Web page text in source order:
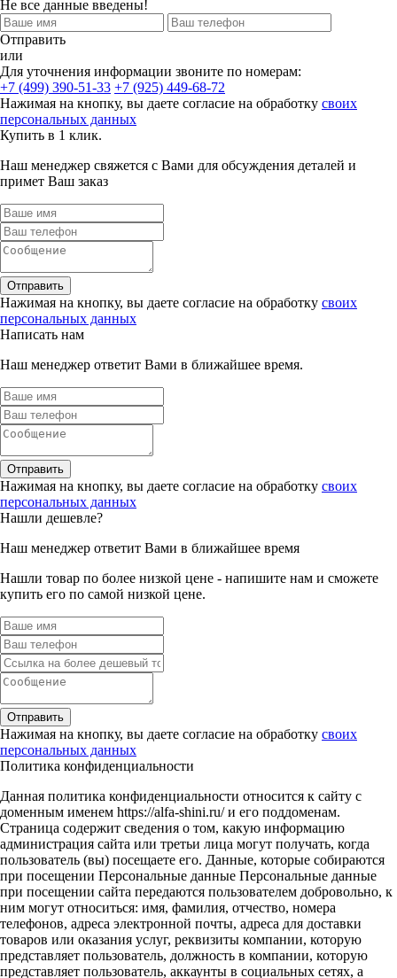
Не все данные введены!
Отправить
или
Для уточнения информации звоните по номерам:
+7 (499) 390-51-33 +7 (925) 449-68-72
Нажимая на кнопку, вы даете согласие на обработку своих
персональных данных
Купить в 1 клик.
Наш менеджер свяжется с Вами для обсуждения деталей и
примет Ваш заказ
Отправить
Нажимая на кнопку, вы даете согласие на обработку своих
персональных данных
Написать нам
Наш менеджер ответит Вами в ближайшее время.
Отправить
Нажимая на кнопку, вы даете согласие на обработку своих
персональных данных
Нашли дешевле?
Наш менеджер ответит Вами в ближайшее время
Нашли товар по более низкой цене - напишите нам и сможете
купить его по самой низкой цене.
Отправить
Нажимая на кнопку, вы даете согласие на обработку своих
персональных данных
Политика конфиденциальности
Данная политика конфиденциальности относится к сайту с
доменным именем https://alfa-shini.ru/ и его поддоменам.
Страница содержит сведения о том, какую информацию
администрация сайта или третьи лица могут получать, когда
пользователь (вы) посещаете его. Данные, которые собираются
при посещении Персональные данные Персональные данные
при посещении сайта передаются пользователем добровольно, к
ним могут относиться: имя, фамилия, отчество, номера
телефонов, адреса электронной почты, адреса для доставки
товаров или оказания услуг, реквизиты компании, которую
представляет пользователь, должность в компании, которую
представляет пользователь, аккаунты в социальных сетях, а